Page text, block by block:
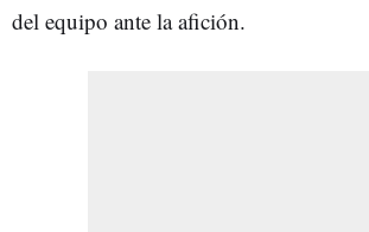
del equipo ante la afición.